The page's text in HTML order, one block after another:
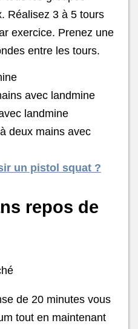
Réalisez 3 à 5 tours
exercice. Prenez une
entre les tours.
avec landmine
landmine
deux mains avec
un pistol squat ?
repos de
de 20 minutes vous
tout en maintenant